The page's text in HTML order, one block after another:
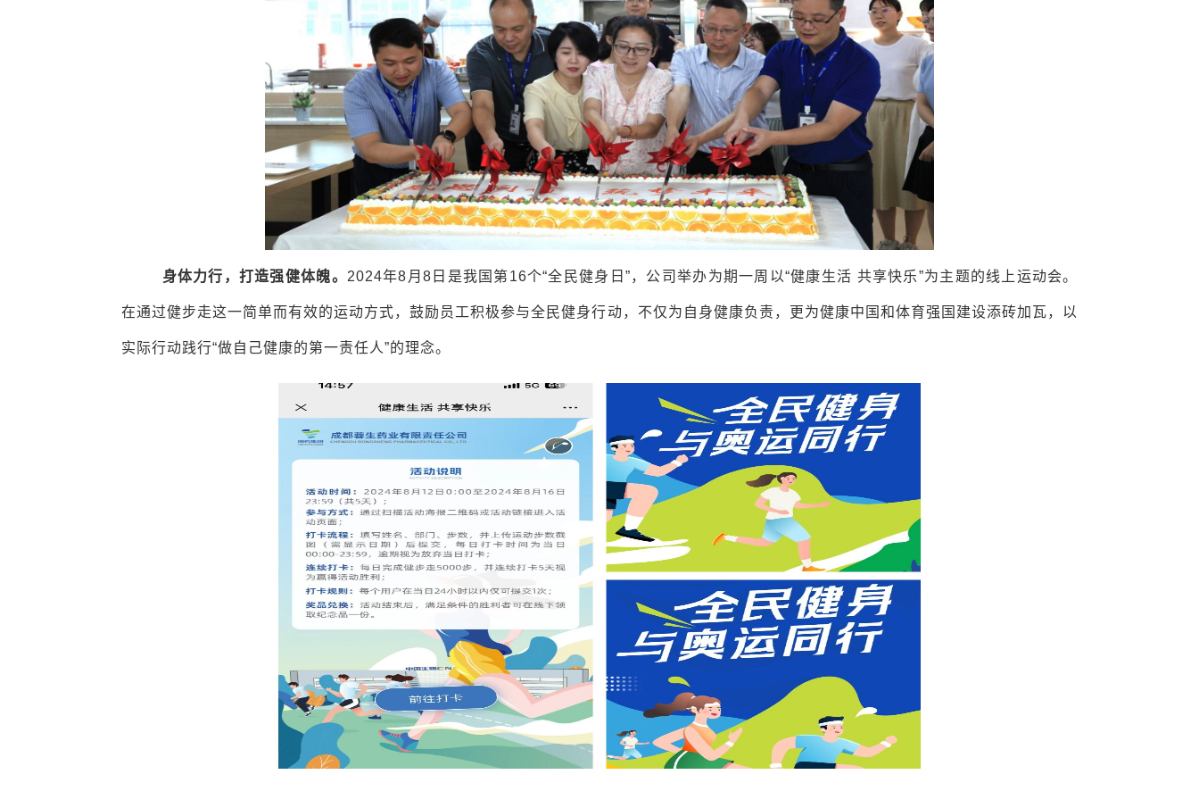
身体力行，打造强健体魄。 2024年8月8日是我国第16个“全民健身日”，公司举办为期一周以“健康生活 共享快乐”为主题的线上运动会。
在通过健步走这一简单而有效的运动方式，鼓励员工积极参与全民健身行动，不仅为自身健康负责，更为健康中国和体育强国建设添砖加瓦，以
实际行动践行“做自己健康的第一责任人”的理念。